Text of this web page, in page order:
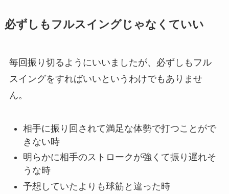
必ずしもフルスイングじゃなくていい
毎回振り切るようにいいましたが、必ずしもフル
スイングをすればいいというわけでもありませ
ん。
相手に振り回されて満足な体勢で打つことがで
きない時
明らかに相手のストロークが強くて振り遅れそ
うな時
予想していたよりも球筋と違った時